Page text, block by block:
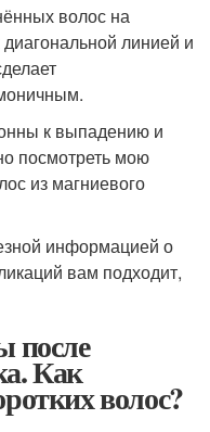
волос на
линией и
к выпадению и
посмотреть мою
из магниевого
информацией о
вам подходит,
после
Как
волос?